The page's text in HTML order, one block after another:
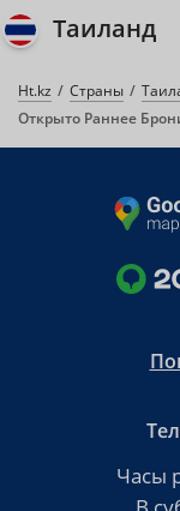
Таиланд
Ht.kz Страны
Часы